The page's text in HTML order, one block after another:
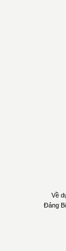
Về dự
Đảng